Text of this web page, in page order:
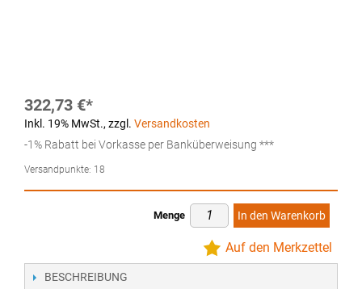
322,73 €
Inkl. 19% MwSt., zzgl. Versandkosten
-1% Rabatt bei Vorkasse per Banküberweisung ***
Versandpunkte: 18
Menge In den Warenkorb
Auf den Merkzettel
BESCHREIBUNG